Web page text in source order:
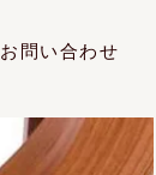
お問い合わせ